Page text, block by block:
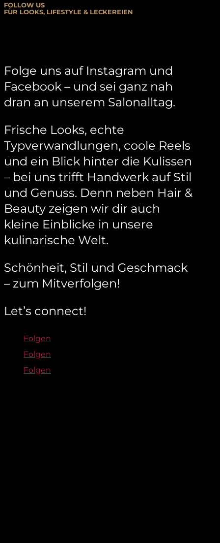
FOLLOW US
FÜR LOOKS, LIFESTYLE & LECKEREIEN
Folge uns auf Instagram und
Facebook – und sei ganz nah
dran an unserem Salonalltag.
Frische Looks, echte
Typverwandlungen, coole Reels
und ein Blick hinter die Kulissen
– bei uns trifft Handwerk auf Stil
und Genuss. Denn neben Hair &
Beauty zeigen wir dir auch
kleine Einblicke in unsere
kulinarische Welt.
Schönheit, Stil und Geschmack
– zum Mitverfolgen!
Let’s connect!
Folgen
Folgen
Folgen